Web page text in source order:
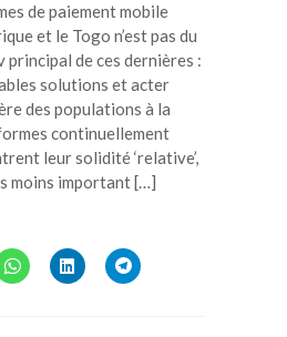
de paiement mobile
et le Togo n’est pas du
de ces dernières :
solutions et acter
des populations à la
continuellement
leur solidité ‘relative’,
moins important […]
Cliquez
pour
Cliquez
pour
Cliquez
pour